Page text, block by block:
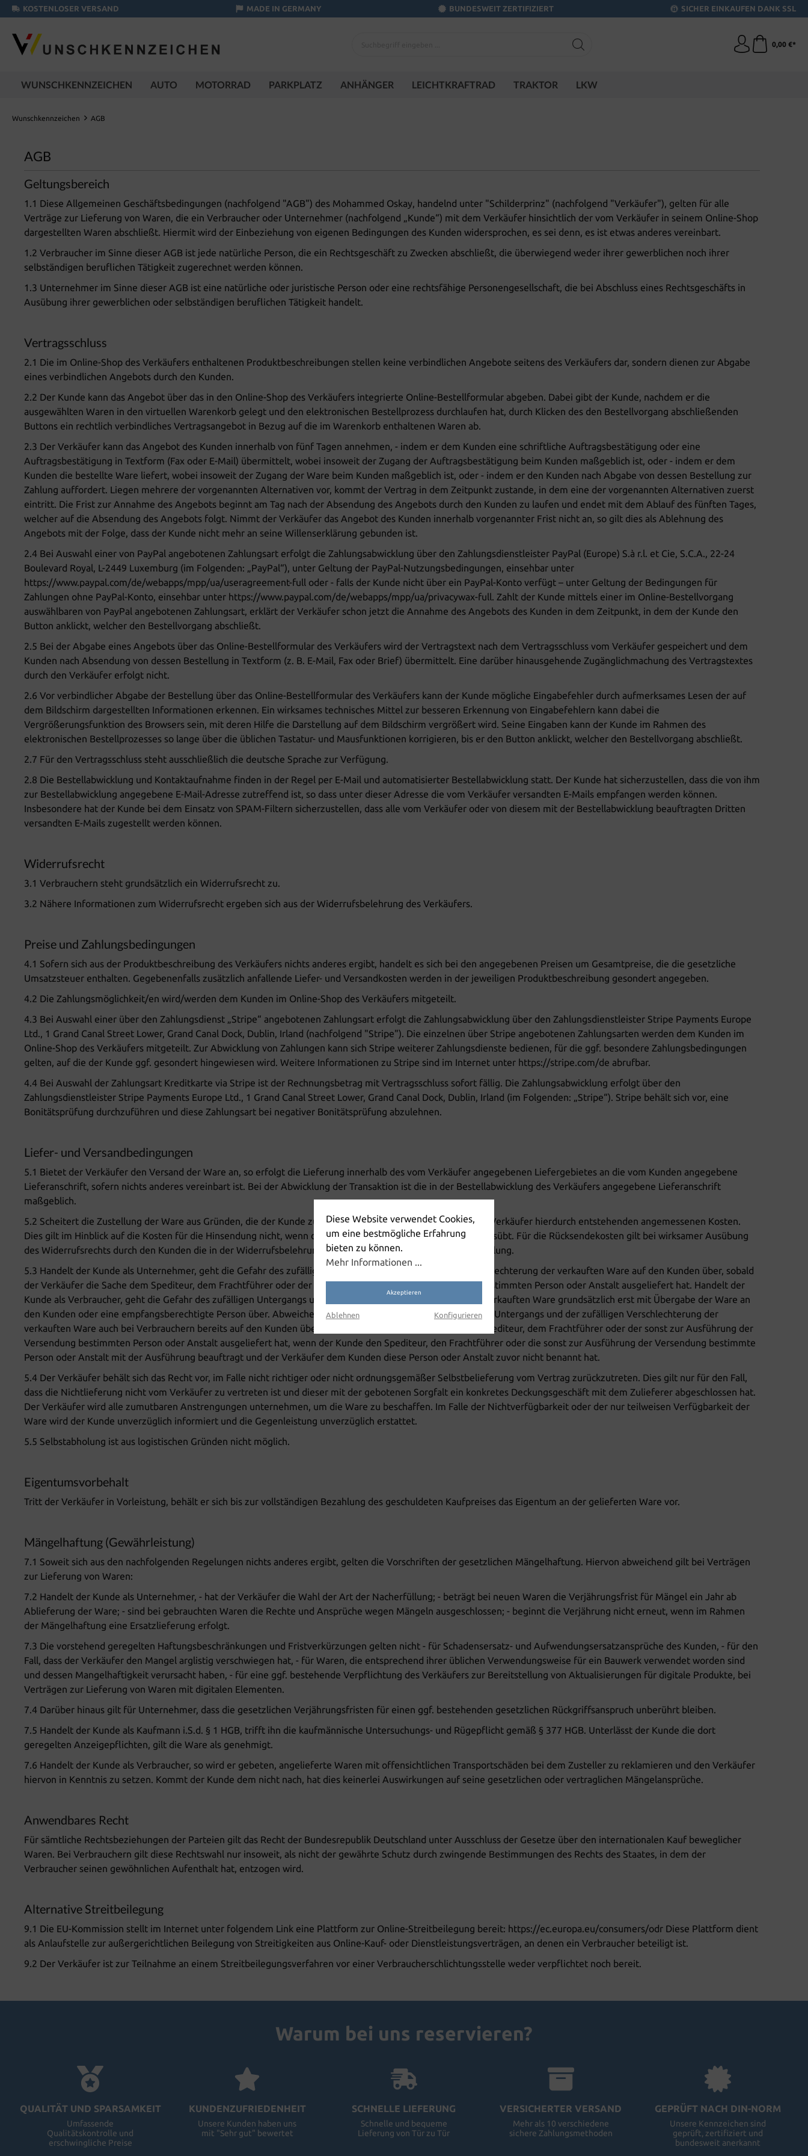
KOSTENLOSER VERSAND MADE IN GERMANY BUNDESWEIT ZERTIFIZIERT SICHER EINKAUFEN DANK SSL
0,00 €*
WUNSCHKENNZEICHEN AUTO MOTORRAD PARKPLATZ ANHÄNGER LEICHTKRAFTRAD TRAKTOR LKW
Wunschkennzeichen AGB
AGB
Geltungsbereich
1.1 Diese Allgemeinen Geschäftsbedingungen (nachfolgend "AGB") des Mohammed Oskay, handelnd unter "Schilderprinz" (nachfolgend "Verkäufer"), gelten für alle
Verträge zur Lieferung von Waren, die ein Verbraucher oder Unternehmer (nachfolgend „Kunde“) mit dem Verkäufer hinsichtlich der vom Verkäufer in seinem Online-Shop
dargestellten Waren abschließt. Hiermit wird der Einbeziehung von eigenen Bedingungen des Kunden widersprochen, es sei denn, es ist etwas anderes vereinbart.
1.2 Verbraucher im Sinne dieser AGB ist jede natürliche Person, die ein Rechtsgeschäft zu Zwecken abschließt, die überwiegend weder ihrer gewerblichen noch ihrer
selbständigen beruflichen Tätigkeit zugerechnet werden können.
1.3 Unternehmer im Sinne dieser AGB ist eine natürliche oder juristische Person oder eine rechtsfähige Personengesellschaft, die bei Abschluss eines Rechtsgeschäfts in
Ausübung ihrer gewerblichen oder selbständigen beruflichen Tätigkeit handelt.
Vertragsschluss
2.1 Die im Online-Shop des Verkäufers enthaltenen Produktbeschreibungen stellen keine verbindlichen Angebote seitens des Verkäufers dar, sondern dienen zur Abgabe
eines verbindlichen Angebots durch den Kunden.
2.2 Der Kunde kann das Angebot über das in den Online-Shop des Verkäufers integrierte Online-Bestellformular abgeben. Dabei gibt der Kunde, nachdem er die
ausgewählten Waren in den virtuellen Warenkorb gelegt und den elektronischen Bestellprozess durchlaufen hat, durch Klicken des den Bestellvorgang abschließenden
Buttons ein rechtlich verbindliches Vertragsangebot in Bezug auf die im Warenkorb enthaltenen Waren ab.
2.3 Der Verkäufer kann das Angebot des Kunden innerhalb von fünf Tagen annehmen, - indem er dem Kunden eine schriftliche Auftragsbestätigung oder eine
Auftragsbestätigung in Textform (Fax oder E-Mail) übermittelt, wobei insoweit der Zugang der Auftragsbestätigung beim Kunden maßgeblich ist, oder - indem er dem
Kunden die bestellte Ware liefert, wobei insoweit der Zugang der Ware beim Kunden maßgeblich ist, oder - indem er den Kunden nach Abgabe von dessen Bestellung zur
Zahlung auffordert. Liegen mehrere der vorgenannten Alternativen vor, kommt der Vertrag in dem Zeitpunkt zustande, in dem eine der vorgenannten Alternativen zuerst
eintritt. Die Frist zur Annahme des Angebots beginnt am Tag nach der Absendung des Angebots durch den Kunden zu laufen und endet mit dem Ablauf des fünften Tages,
welcher auf die Absendung des Angebots folgt. Nimmt der Verkäufer das Angebot des Kunden innerhalb vorgenannter Frist nicht an, so gilt dies als Ablehnung des
Angebots mit der Folge, dass der Kunde nicht mehr an seine Willenserklärung gebunden ist.
2.4 Bei Auswahl einer von PayPal angebotenen Zahlungsart erfolgt die Zahlungsabwicklung über den Zahlungsdienstleister PayPal (Europe) S.à r.l. et Cie, S.C.A., 22-24
Boulevard Royal, L-2449 Luxemburg (im Folgenden: „PayPal“), unter Geltung der PayPal-Nutzungsbedingungen, einsehbar unter
https://www.paypal.com/de/webapps/mpp/ua/useragreement-full oder - falls der Kunde nicht über ein PayPal-Konto verfügt – unter Geltung der Bedingungen für
Zahlungen ohne PayPal-Konto, einsehbar unter https://www.paypal.com/de/webapps/mpp/ua/privacywax-full. Zahlt der Kunde mittels einer im Online-Bestellvorgang
auswählbaren von PayPal angebotenen Zahlungsart, erklärt der Verkäufer schon jetzt die Annahme des Angebots des Kunden in dem Zeitpunkt, in dem der Kunde den
Button anklickt, welcher den Bestellvorgang abschließt.
2.5 Bei der Abgabe eines Angebots über das Online-Bestellformular des Verkäufers wird der Vertragstext nach dem Vertragsschluss vom Verkäufer gespeichert und dem
Kunden nach Absendung von dessen Bestellung in Textform (z. B. E-Mail, Fax oder Brief) übermittelt. Eine darüber hinausgehende Zugänglichmachung des Vertragstextes
durch den Verkäufer erfolgt nicht.
2.6 Vor verbindlicher Abgabe der Bestellung über das Online-Bestellformular des Verkäufers kann der Kunde mögliche Eingabefehler durch aufmerksames Lesen der auf
dem Bildschirm dargestellten Informationen erkennen. Ein wirksames technisches Mittel zur besseren Erkennung von Eingabefehlern kann dabei die
Vergrößerungsfunktion des Browsers sein, mit deren Hilfe die Darstellung auf dem Bildschirm vergrößert wird. Seine Eingaben kann der Kunde im Rahmen des
elektronischen Bestellprozesses so lange über die üblichen Tastatur- und Mausfunktionen korrigieren, bis er den Button anklickt, welcher den Bestellvorgang abschließt.
2.7 Für den Vertragsschluss steht ausschließlich die deutsche Sprache zur Verfügung.
2.8 Die Bestellabwicklung und Kontaktaufnahme finden in der Regel per E-Mail und automatisierter Bestellabwicklung statt. Der Kunde hat sicherzustellen, dass die von ihm
zur Bestellabwicklung angegebene E-Mail-Adresse zutreffend ist, so dass unter dieser Adresse die vom Verkäufer versandten E-Mails empfangen werden können.
Insbesondere hat der Kunde bei dem Einsatz von SPAM-Filtern sicherzustellen, dass alle vom Verkäufer oder von diesem mit der Bestellabwicklung beauftragten Dritten
versandten E-Mails zugestellt werden können.
Widerrufsrecht
3.1 Verbrauchern steht grundsätzlich ein Widerrufsrecht zu.
3.2 Nähere Informationen zum Widerrufsrecht ergeben sich aus der Widerrufsbelehrung des Verkäufers.
Preise und Zahlungsbedingungen
4.1 Sofern sich aus der Produktbeschreibung des Verkäufers nichts anderes ergibt, handelt es sich bei den angegebenen Preisen um Gesamtpreise, die die gesetzliche
Umsatzsteuer enthalten. Gegebenenfalls zusätzlich anfallende Liefer- und Versandkosten werden in der jeweiligen Produktbeschreibung gesondert angegeben.
4.2 Die Zahlungsmöglichkeit/en wird/werden dem Kunden im Online-Shop des Verkäufers mitgeteilt.
4.3 Bei Auswahl einer über den Zahlungsdienst „Stripe“ angebotenen Zahlungsart erfolgt die Zahlungsabwicklung über den Zahlungsdienstleister Stripe Payments Europe
Ltd., 1 Grand Canal Street Lower, Grand Canal Dock, Dublin, Irland (nachfolgend "Stripe"). Die einzelnen über Stripe angebotenen Zahlungsarten werden dem Kunden im
Online-Shop des Verkäufers mitgeteilt. Zur Abwicklung von Zahlungen kann sich Stripe weiterer Zahlungsdienste bedienen, für die ggf. besondere Zahlungsbedingungen
gelten, auf die der Kunde ggf. gesondert hingewiesen wird. Weitere Informationen zu Stripe sind im Internet unter https://stripe.com/de abrufbar.
4.4 Bei Auswahl der Zahlungsart Kreditkarte via Stripe ist der Rechnungsbetrag mit Vertragsschluss sofort fällig. Die Zahlungsabwicklung erfolgt über den
Zahlungsdienstleister Stripe Payments Europe Ltd., 1 Grand Canal Street Lower, Grand Canal Dock, Dublin, Irland (im Folgenden: „Stripe“). Stripe behält sich vor, eine
Bonitätsprüfung durchzuführen und diese Zahlungsart bei negativer Bonitätsprüfung abzulehnen.
Liefer- und Versandbedingungen
5.1 Bietet der Verkäufer den Versand der Ware an, so erfolgt die Lieferung innerhalb des vom Verkäufer angegebenen Liefergebietes an die vom Kunden angegebene
Lieferanschrift, sofern nichts anderes vereinbart ist. Bei der Abwicklung der Transaktion ist die in der Bestellabwicklung des Verkäufers angegebene Lieferanschrift
maßgeblich.
5.2 Scheitert die Zustellung der Ware aus Gründen, die der Kunde zu vertreten hat, trägt der Kunde die dem Verkäufer hierdurch entstehenden angemessenen Kosten.
Dies gilt im Hinblick auf die Kosten für die Hinsendung nicht, wenn der Kunde sein Widerrufsrecht wirksam ausübt. Für die Rücksendekosten gilt bei wirksamer Ausübung
des Widerrufsrechts durch den Kunden die in der Widerrufsbelehrung des Verkäufers hierzu getroffene Regelung.
5.3 Handelt der Kunde als Unternehmer, geht die Gefahr des zufälligen Untergangs und der zufälligen Verschlechterung der verkauften Ware auf den Kunden über, sobald
der Verkäufer die Sache dem Spediteur, dem Frachtführer oder der sonst zur Ausführung der Versendung bestimmten Person oder Anstalt ausgeliefert hat. Handelt der
Kunde als Verbraucher, geht die Gefahr des zufälligen Untergangs und der zufälligen Verschlechterung der verkauften Ware grundsätzlich erst mit Übergabe der Ware an
den Kunden oder eine empfangsberechtigte Person über. Abweichend hiervon geht die Gefahr des zufälligen Untergangs und der zufälligen Verschlechterung der
verkauften Ware auch bei Verbrauchern bereits auf den Kunden über, sobald der Verkäufer die Sache dem Spediteur, dem Frachtführer oder der sonst zur Ausführung der
Versendung bestimmten Person oder Anstalt ausgeliefert hat, wenn der Kunde den Spediteur, den Frachtführer oder die sonst zur Ausführung der Versendung bestimmte
Person oder Anstalt mit der Ausführung beauftragt und der Verkäufer dem Kunden diese Person oder Anstalt zuvor nicht benannt hat.
5.4 Der Verkäufer behält sich das Recht vor, im Falle nicht richtiger oder nicht ordnungsgemäßer Selbstbelieferung vom Vertrag zurückzutreten. Dies gilt nur für den Fall,
dass die Nichtlieferung nicht vom Verkäufer zu vertreten ist und dieser mit der gebotenen Sorgfalt ein konkretes Deckungsgeschäft mit dem Zulieferer abgeschlossen hat.
Der Verkäufer wird alle zumutbaren Anstrengungen unternehmen, um die Ware zu beschaffen. Im Falle der Nichtverfügbarkeit oder der nur teilweisen Verfügbarkeit der
Ware wird der Kunde unverzüglich informiert und die Gegenleistung unverzüglich erstattet.
5.5 Selbstabholung ist aus logistischen Gründen nicht möglich.
Eigentumsvorbehalt
Tritt der Verkäufer in Vorleistung, behält er sich bis zur vollständigen Bezahlung des geschuldeten Kaufpreises das Eigentum an der gelieferten Ware vor.
Mängelhaftung (Gewährleistung)
7.1 Soweit sich aus den nachfolgenden Regelungen nichts anderes ergibt, gelten die Vorschriften der gesetzlichen Mängelhaftung. Hiervon abweichend gilt bei Verträgen
zur Lieferung von Waren:
7.2 Handelt der Kunde als Unternehmer, - hat der Verkäufer die Wahl der Art der Nacherfüllung; - beträgt bei neuen Waren die Verjährungsfrist für Mängel ein Jahr ab
Ablieferung der Ware; - sind bei gebrauchten Waren die Rechte und Ansprüche wegen Mängeln ausgeschlossen; - beginnt die Verjährung nicht erneut, wenn im Rahmen
der Mängelhaftung eine Ersatzlieferung erfolgt.
7.3 Die vorstehend geregelten Haftungsbeschränkungen und Fristverkürzungen gelten nicht - für Schadensersatz- und Aufwendungsersatzansprüche des Kunden, - für den
Fall, dass der Verkäufer den Mangel arglistig verschwiegen hat, - für Waren, die entsprechend ihrer üblichen Verwendungsweise für ein Bauwerk verwendet worden sind
und dessen Mangelhaftigkeit verursacht haben, - für eine ggf. bestehende Verpflichtung des Verkäufers zur Bereitstellung von Aktualisierungen für digitale Produkte, bei
Verträgen zur Lieferung von Waren mit digitalen Elementen.
7.4 Darüber hinaus gilt für Unternehmer, dass die gesetzlichen Verjährungsfristen für einen ggf. bestehenden gesetzlichen Rückgriffsanspruch unberührt bleiben.
7.5 Handelt der Kunde als Kaufmann i.S.d. § 1 HGB, trifft ihn die kaufmännische Untersuchungs- und Rügepflicht gemäß § 377 HGB. Unterlässt der Kunde die dort
geregelten Anzeigepflichten, gilt die Ware als genehmigt.
7.6 Handelt der Kunde als Verbraucher, so wird er gebeten, angelieferte Waren mit offensichtlichen Transportschäden bei dem Zusteller zu reklamieren und den Verkäufer
hiervon in Kenntnis zu setzen. Kommt der Kunde dem nicht nach, hat dies keinerlei Auswirkungen auf seine gesetzlichen oder vertraglichen Mängelansprüche.
Anwendbares Recht
Für sämtliche Rechtsbeziehungen der Parteien gilt das Recht der Bundesrepublik Deutschland unter Ausschluss der Gesetze über den internationalen Kauf beweglicher
Waren. Bei Verbrauchern gilt diese Rechtswahl nur insoweit, als nicht der gewährte Schutz durch zwingende Bestimmungen des Rechts des Staates, in dem der
Verbraucher seinen gewöhnlichen Aufenthalt hat, entzogen wird.
Alternative Streitbeilegung
9.1 Die EU-Kommission stellt im Internet unter folgendem Link eine Plattform zur Online-Streitbeilegung bereit: https://ec.europa.eu/consumers/odr Diese Plattform dient
als Anlaufstelle zur außergerichtlichen Beilegung von Streitigkeiten aus Online-Kauf- oder Dienstleistungsverträgen, an denen ein Verbraucher beteiligt ist.
9.2 Der Verkäufer ist zur Teilnahme an einem Streitbeilegungsverfahren vor einer Verbraucherschlichtungsstelle weder verpflichtet noch bereit.
Warum bei uns reservieren?
QUALITÄT UND SPARSAMKEIT
Umfassende
Qualitätskontrolle und
erschwingliche Preise
KUNDENZUFRIEDENHEIT
Unsere Kunden haben uns
mit "Sehr gut" bewertet
SCHNELLE LIEFERUNG
Schnelle und bequeme
Lieferung von Tür zu Tür
VERSICHERTER VERSAND
Mehr als 10 verschiedene
sichere Zahlungsmethoden
GEPRÜFT NACH DIN-NORM
Unsere Kennzeichen sind
geprüft, zertifiziert und
bundesweit anerkannt
Diese Website verwendet Cookies,
um eine bestmögliche Erfahrung
bieten zu können.
Mehr Informationen ...
Akzeptieren
Ablehnen Konfigurieren